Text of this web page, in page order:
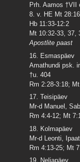
Prh. Aamos †VII
8. v. HE Mt
Hb 11:33-12:2
Mt 10:32-33, 37,
Apostlite paast
16. Esmaspäev
Amathundi psk.
†u. 404
Rm 2:28-3:18;
17. Teisipäev
Mr-d Manuel,
Rm 4:4-12; Mt
18. Kolmapäev
Mr-d Leonti,
Rm 4:13-25; Mt
19. Neljapäev